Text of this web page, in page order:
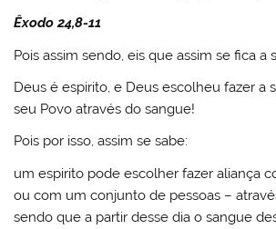
Êxodo 24,8-11
Pois assim sendo, eis que assim se fica a
Deus é espirito, e Deus escolheu fazer a
seu Povo através do sangue!
Pois por isso, assim se sabe:
um espirito pode escolher fazer aliança
ou com um conjunto de pessoas –
sendo que a partir desse dia o sangue